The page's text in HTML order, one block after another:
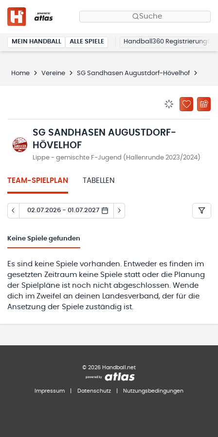
Suche
MEIN HANDBALL ALLE SPIELE Handball360 Registrierung
Home Vereine SG Sandhasen Augustdorf-Hövelhof
ZU
SG SANDHASEN AUGUSTDORF-
HÖVELHOF
Lippe - gemischte F-Jugend (Hallenrunde 2023/2024)
TEAM-SPIELPLAN TABELLEN
02.07.2026 - 01.07.2027
Keine Spiele gefunden
Es sind keine Spiele vorhanden. Entweder es finden im
gesetzten Zeitraum keine Spiele statt oder die Planung
der Spielpläne ist noch nicht abgeschlossen. Wende
dich im Zweifel an deinen Landesverband, der für die
Ansetzung der Spiele zuständig ist.
© 2026 Handball.net
Impressum Datenschutz Nutzungsbedingungen